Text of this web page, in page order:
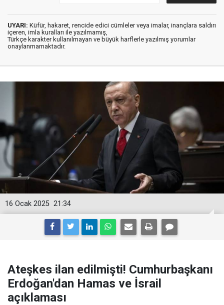
UYARI: Küfür, hakaret, rencide edici cümleler veya imalar, inançlara saldırı
içeren, imla kuralları ile yazılmamış,
Türkçe karakter kullanılmayan ve büyük harflerle yazılmış yorumlar
onaylanmamaktadır.
21:34
16 Ocak 2025
Ateşkes ilan edilmişti! Cumhurbaşkanı
Erdoğan'dan Hamas ve İsrail
açıklaması